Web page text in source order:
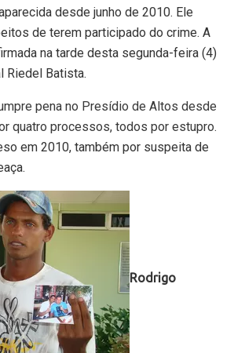
desde junho de 2010. Ele
de terem participado do crime. A
na tarde desta segunda-feira (4)
Riedel Batista.
pena no Presídio de Altos desde
quatro processos, todos por estupro.
em 2010, também por suspeita de
Rodrigo